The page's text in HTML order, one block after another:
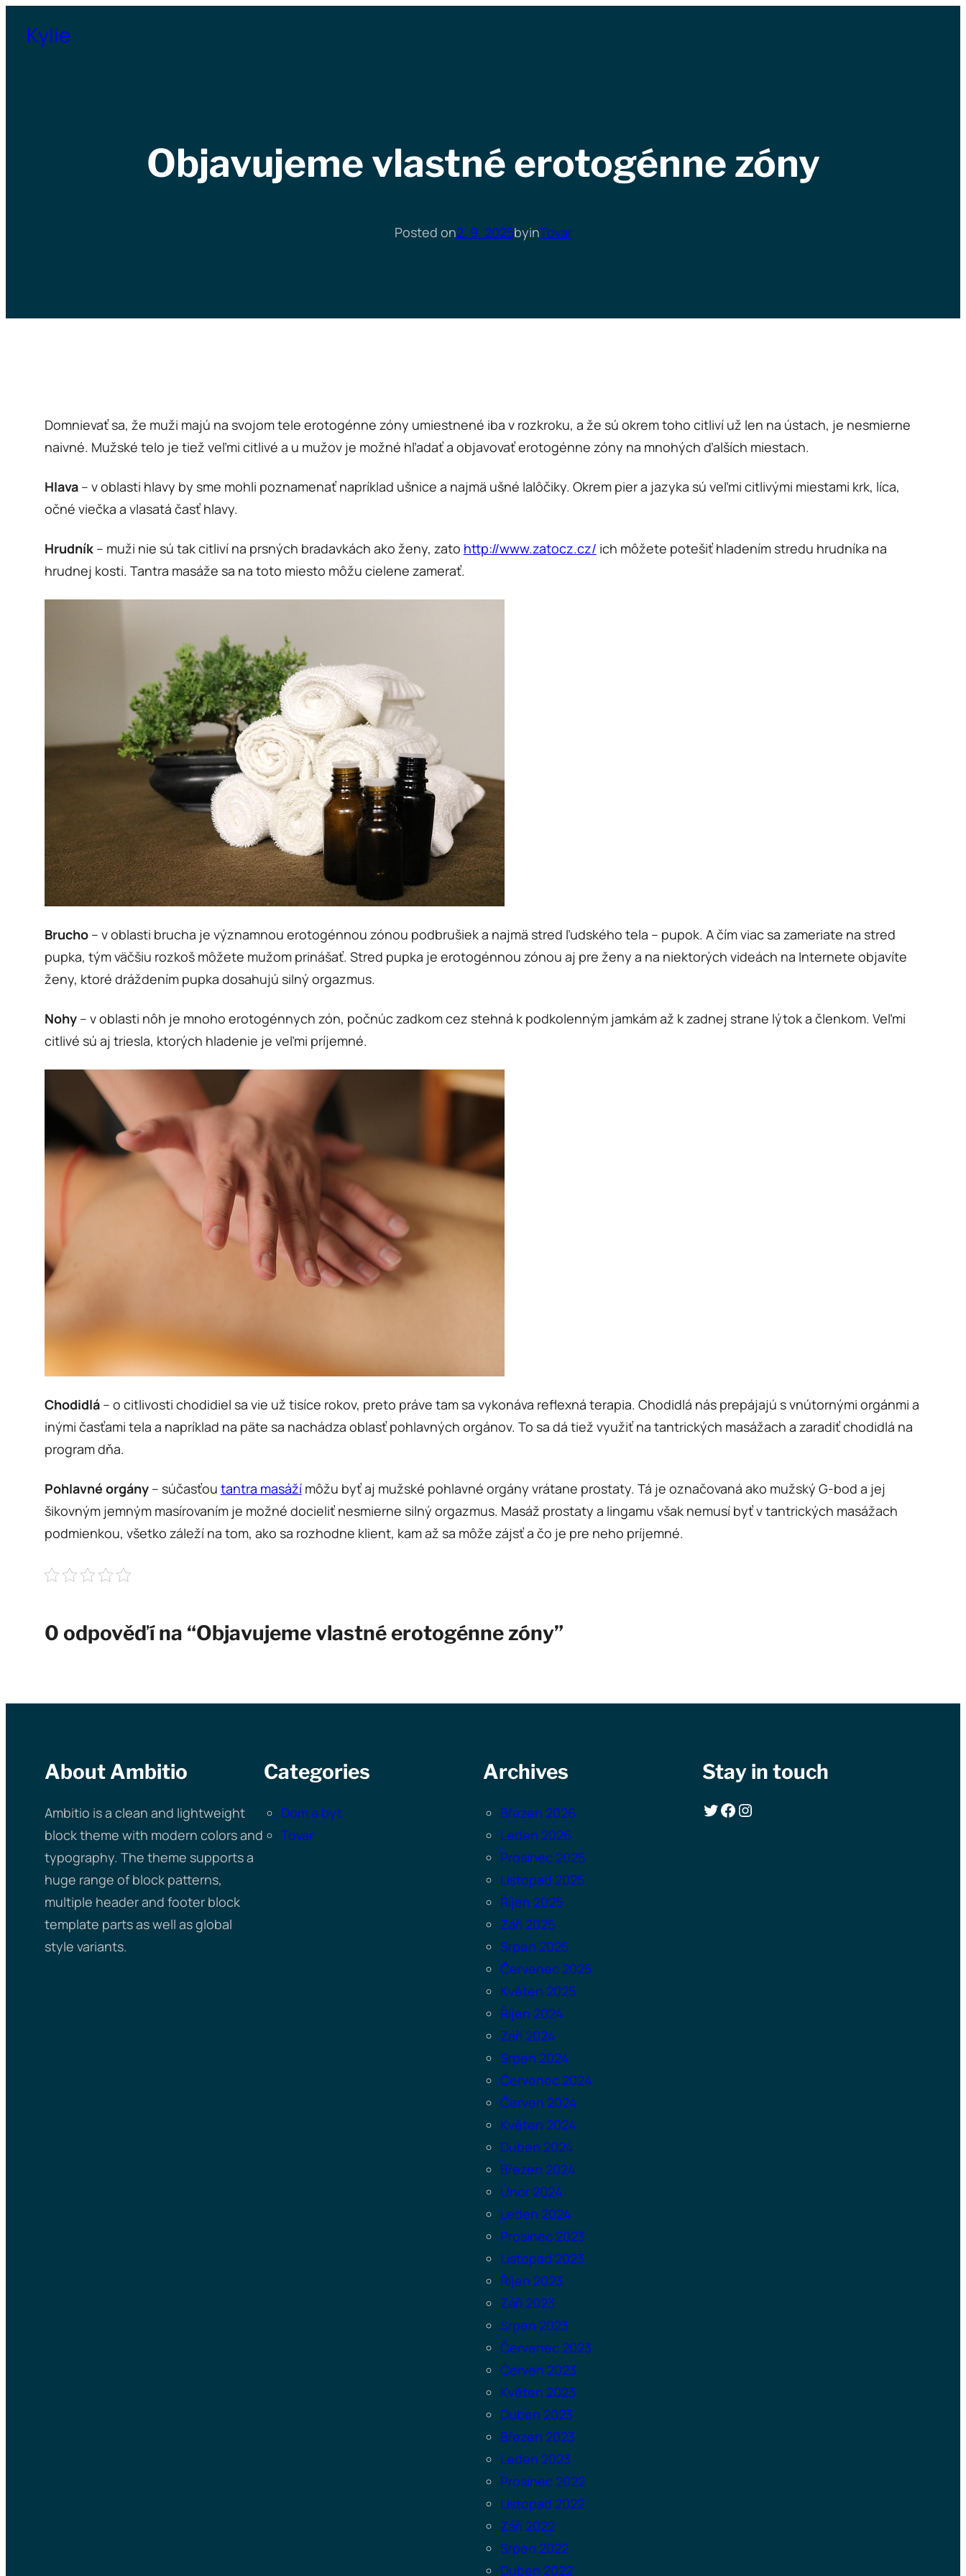
Kylie
Objavujeme vlastné erotogénne zóny
Posted on2. 9. 2025byinTovar
Domnievať sa, že muži majú na svojom tele erotogénne zóny umiestnené iba v rozkroku, a že sú okrem toho citliví už len na ústach, je nesmierne
naivné. Mužské telo je tiež veľmi citlivé a u mužov je možné hľadať a objavovať erotogénne zóny na mnohých ďalších miestach.
Hlava– v oblasti hlavy by sme mohli poznamenať napríklad ušnice a najmä ušné lalôčiky. Okrem pier a jazyka sú veľmi citlivými miestami krk, líca,
očné viečka a vlasatá časť hlavy.
Hrudník – muži nie sú tak citliví na prsných bradavkách ako ženy, zato http://www.zatocz.cz/ ich môžete potešiť hladením stredu hrudníka na
hrudnej kosti. Tantra masáže sa na toto miesto môžu cielene zamerať.
Brucho– v oblasti brucha je významnou erotogénnou zónou podbrušiek a najmä stred ľudského tela – pupok. A čím viac sa zameriate na stred
pupka, tým väčšiu rozkoš môžete mužom prinášať. Stred pupka je erotogénnou zónou aj pre ženy a na niektorých videách na Internete objavíte
ženy, ktoré dráždením pupka dosahujú silný orgazmus.
Nohy – v oblasti nôh je mnoho erotogénnych zón, počnúc zadkom cez stehná k podkolenným jamkám až k zadnej strane lýtok a členkom. Veľmi
citlivé sú aj triesla, ktorých hladenie je veľmi príjemné.
Chodidlá– o citlivosti chodidiel sa vie už tisíce rokov, preto práve tam sa vykonáva reflexná terapia. Chodidlá nás prepájajú s vnútornými orgánmi a
inými časťami tela a napríklad na päte sa nachádza oblasť pohlavných orgánov. To sa dá tiež využiť na tantrických masážach a zaradiť chodidlá na
program dňa.
Pohlavné orgány– súčasťou tantra masážímôžu byť aj mužské pohlavné orgány vrátane prostaty. Tá je označovaná ako mužský G-bod a jej
šikovným jemným masírovaním je možné docieliť nesmierne silný orgazmus. Masáž prostaty a lingamu však nemusí byť v tantrických masážach
podmienkou, všetko záleží na tom, ako sa rozhodne klient, kam až sa môže zájsť a čo je pre neho príjemné.
0 odpověďí na “Objavujeme vlastné erotogénne zóny”
About Ambitio
Ambitio is a clean and lightweight
block theme with modern colors and
typography. The theme supports a
huge range of block patterns,
multiple header and footer block
template parts as well as global
style variants.
Categories
Dom a byt
Tovar
Archives
Březen 2026
Leden 2026
Prosinec 2025
Listopad 2025
Říjen 2025
Září 2025
Srpen 2025
Červenec 2025
Květen 2025
Říjen 2024
Září 2024
Srpen 2024
Červenec 2024
Červen 2024
Květen 2024
Duben 2024
Březen 2024
Únor 2024
Leden 2024
Prosinec 2023
Listopad 2023
Říjen 2023
Září 2023
Srpen 2023
Červenec 2023
Červen 2023
Květen 2023
Duben 2023
Březen 2023
Leden 2023
Prosinec 2022
Listopad 2022
Září 2022
Srpen 2022
Duben 2022
Stay in touch
Twitter Facebook Instagram